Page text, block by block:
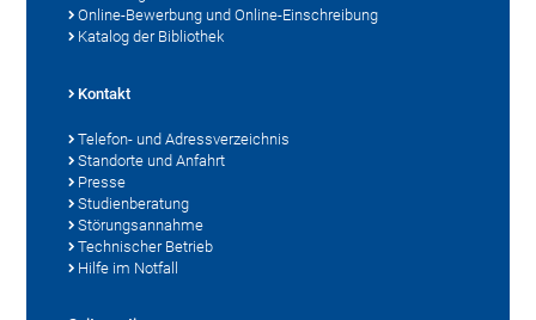
Online-Bewerbung und Online-Einschreibung
Katalog der Bibliothek
Kontakt
Telefon- und Adressverzeichnis
Standorte und Anfahrt
Presse
Studienberatung
Störungsannahme
Technischer Betrieb
Hilfe im Notfall